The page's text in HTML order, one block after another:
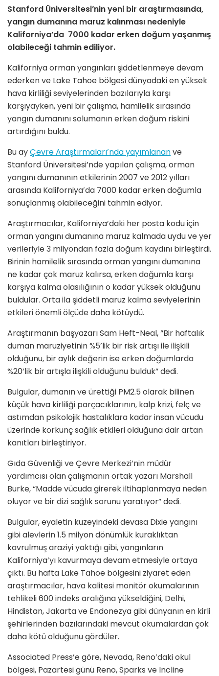
Stanford Üniversitesi’nin yeni bir araştırmasında,
yangın dumanına maruz kalınması nedeniyle
Kaliforniya’da 7000 kadar erken doğum yaşanmış
olabileceği tahmin ediliyor.
Kaliforniya orman yangınları şiddetlenmeye devam
ederken ve Lake Tahoe bölgesi dünyadaki en yüksek
hava kirliliği seviyelerinden bazılarıyla karşı
karşıyayken, yeni bir çalışma, hamilelik sırasında
yangın dumanını solumanın erken doğum riskini
artırdığını buldu.
Bu ayÇevre Araştırmaları’nda yayımlananve
Stanford Üniversitesi’nde yapılan çalışma, orman
yangını dumanının etkilerinin 2007 ve 2012 yılları
arasında Kaliforniya’da 7000 kadar erken doğumla
sonuçlanmış olabileceğini tahmin ediyor.
Araştırmacılar, Kaliforniya’daki her posta kodu için
orman yangını dumanına maruz kalmada uydu ve yer
verileriyle 3 milyondan fazla doğum kaydını birleştirdi.
Birinin hamilelik sırasında orman yangını dumanına
ne kadar çok maruz kalırsa, erken doğumla karşı
karşıya kalma olasılığının o kadar yüksek olduğunu
buldular. Orta ila şiddetli maruz kalma seviyelerinin
etkileri önemli ölçüde daha kötüydü.
Araştırmanın başyazarı Sam Heft-Neal, “Bir haftalık
duman maruziyetinin %5’lik bir risk artışı ile ilişkili
olduğunu, bir aylık değerin ise erken doğumlarda
%20’lik bir artışla ilişkili olduğunu bulduk” dedi.
Bulgular, dumanın ve ürettiği PM2.5 olarak bilinen
küçük hava kirliliği parçacıklarının, kalp krizi, felç ve
astımdan psikolojik hastalıklara kadar insan vücudu
üzerinde korkunç sağlık etkileri olduğuna dair artan
kanıtları birleştiriyor.
Gıda Güvenliği ve Çevre Merkezi’nin müdür
yardımcısı olan çalışmanın ortak yazarı Marshall
Burke, “Madde vücuda girerek iltihaplanmaya neden
oluyor ve bir dizi sağlık sorunu yaratıyor” dedi.
Bulgular, eyaletin kuzeyindeki devasa Dixie yangını
gibi alevlerin 1.5 milyon dönümlük kuraklıktan
kavrulmuş araziyi yaktığı gibi, yangınların
Kaliforniya’yı kavurmaya devam etmesiyle ortaya
çıktı. Bu hafta Lake Tahoe bölgesini ziyaret eden
araştırmacılar, hava kalitesi monitör okumalarının
tehlikeli 600 indeks aralığına yükseldiğini, Delhi,
Hindistan, Jakarta ve Endonezya gibi dünyanın en kirli
şehirlerinden bazılarındaki mevcut okumalardan çok
daha kötü olduğunu gördüler.
Associated Press’e göre, Nevada, Reno’daki okul
bölgesi, Pazartesi günü Reno, Sparks ve Incline